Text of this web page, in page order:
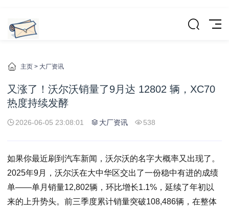
主页 > 大厂资讯
又涨了！沃尔沃销量了9月达 12802 辆，XC70
热度持续发酵
2026-06-05 23:08:01 大厂资讯 538
如果你最近刷到汽车新闻，沃尔沃的名字大概率又出现了。
2025年9月，沃尔沃在大中华区交出了一份稳中有进的成绩
单——单月销量12,802辆，环比增长1.1%，延续了年初以
来的上升势头。前三季度累计销量突破108,486辆，在整体